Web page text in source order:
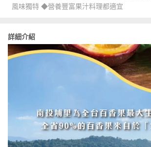
風味獨特 ◆營養豐富果汁料理都適宜
詳細介紹